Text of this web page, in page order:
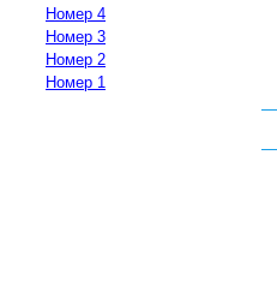
Номер 4
Номер 3
Номер 2
Номер 1